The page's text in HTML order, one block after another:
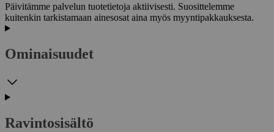
Päivitämme palvelun tuotetietoja aktiivisesti. Suosittelemme
kuitenkin tarkistamaan ainesosat aina myös myyntipakkauksesta.
Ominaisuudet
Ravintosisältö